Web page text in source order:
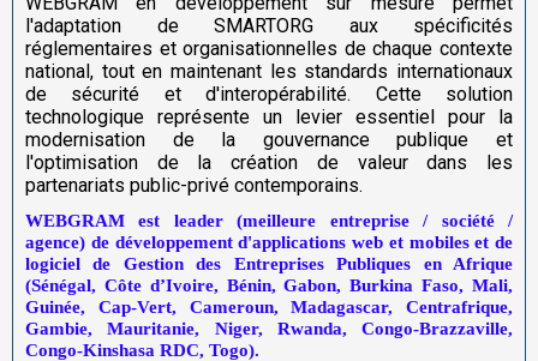
l'adaptation de SMARTORG aux spécificités
réglementaires et organisationnelles de chaque contexte
national, tout en maintenant les standards internationaux
de sécurité et d'interopérabilité. Cette solution
technologique représente un levier essentiel pour la
modernisation de la gouvernance publique et
l'optimisation de la création de valeur dans les
partenariats public-privé contemporains.
WEBGRAM est leader (meilleure entreprise / société /
agence) de développement d'applications web et mobiles et de
logiciel de Gestion des Entreprises Publiques en Afrique
(Sénégal, Côte d’Ivoire, Bénin, Gabon, Burkina Faso, Mali,
Guinée, Cap-Vert, Cameroun, Madagascar, Centrafrique,
Gambie, Mauritanie, Niger, Rwanda, Congo-Brazzaville,
Congo-Kinshasa RDC, Togo).